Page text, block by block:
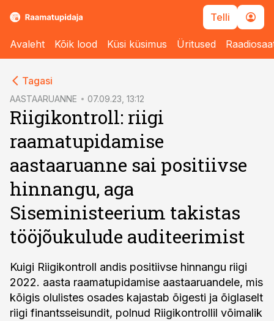
Telli
Avaleht Kõik lood Küsi küsimus Üritused
Tagasi
AASTAARUANNE 07.09.23, 13:12
Riigikontroll: riigi
raamatupidamise
aastaaruanne sai positiivse
hinnangu, aga
Siseministeerium takistas
tööjõukulude auditeerimist
Kuigi Riigikontroll andis positiivse hinnangu riigi
2022. aasta raamatupidamise aastaaruandele, mis
kõigis olulistes osades kajastab õigesti ja õiglaselt
riigi finantsseisundit, polnud Riigikontrollil võimalik